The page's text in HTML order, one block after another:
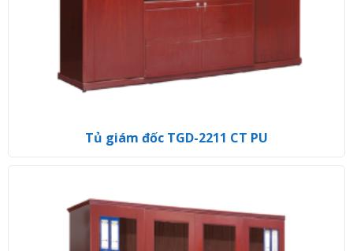
Tủ giám đốc TGD-2211 CT PU